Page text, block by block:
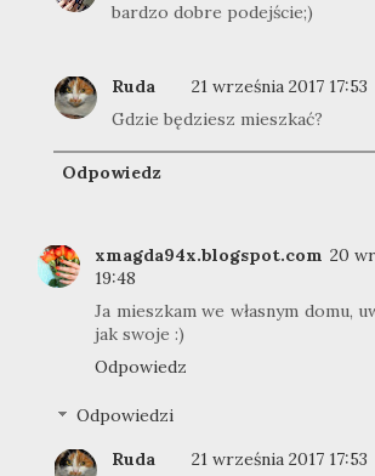
bardzo dobre podejście;)
Ruda
21 września 2017 17:53
Gdzie będziesz mieszkać?
Odpowiedz
xmagda94x.blogspot.com 20
19:48
Ja mieszkam we własnym domu,
jak swoje :)
Odpowiedz
Odpowiedzi
Ruda
21 września 2017 17:53